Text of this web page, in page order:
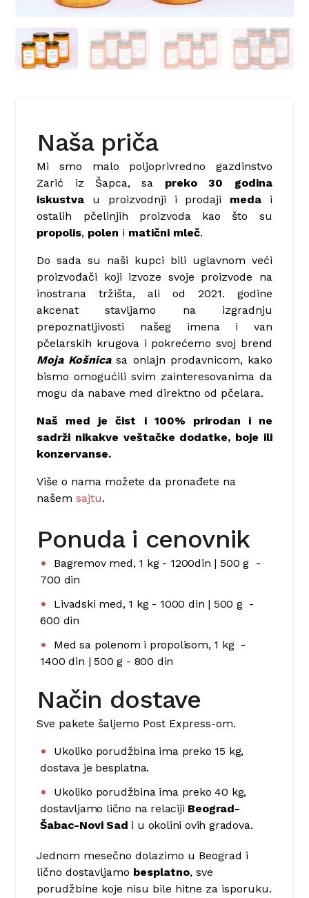
Naša priča
Mi smo malo poljoprivredno gazdinstvo
Zarić iz Šapca, sa preko 30 godina
iskustva u proizvodnji i prodaji medai
ostalih pčelinjih proizvoda kao što su
propolis, polen i matični mleč.
Do sada su naši kupci bili uglavnom veći
proizvođači koji izvoze svoje proizvode na
inostrana tržišta, ali od 2021. godine
akcenat stavljamo na izgradnju
prepoznatljivosti našeg imena i van
pčelarskih krugova i pokrećemo svoj brend
Moja Košnicasa onlajn prodavnicom, kako
bismo omogućili svim zainteresovanima da
mogu da nabave med direktno od pčelara.
Naš med je čist i 100% prirodan i ne
sadrži nikakve veštačke dodatke, boje ili
konzervanse.
Više o nama možete da pronađete na
našemsajtu.
Ponuda i cenovnik
Bagremov med, 1 kg - 1200din | 500 g -
700 din
Livadski med, 1 kg - 1000 din | 500 g -
600 din
Med sa polenom i propolisom, 1 kg -
1400 din | 500 g - 800 din
Način dostave
Sve pakete šaljemo Post Express-om.
Ukoliko porudžbina ima preko 15 kg,
dostava je besplatna.
Ukoliko porudžbina ima preko 40 kg,
dostavljamo lično na relaciji Beograd-
Šabac-Novi Sad i u okolini ovih gradova.
Jednom mesečno dolazimo u Beograd i
lično dostavljamo besplatno, sve
porudžbine koje nisu bile hitne za isporuku.